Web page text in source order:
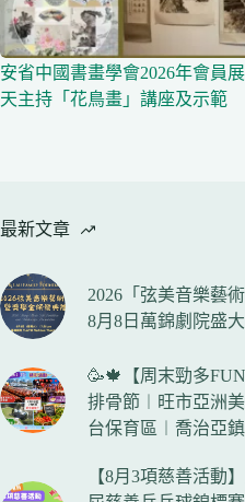
安省中國書畫學會2026年會員
天主持「花鳥畫」講座及示範
最新文章
2026「弦美音樂藝
8月8日萬錦劇院盛
🥳🍁【周末勁多
排骨節︱旺市亞洲
台保育區︱喬治亞
【8月3項慈善活動